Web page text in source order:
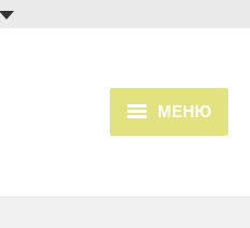
МЕНЮ